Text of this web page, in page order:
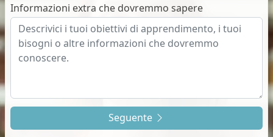
Informazioni extra che dovremmo sapere
Seguente